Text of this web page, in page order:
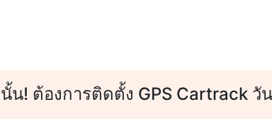
น! ต้องการติดตั้ง GPS Cartrack วั